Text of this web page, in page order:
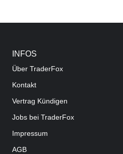
INFOS
Über TraderFox
Kontakt
Vertrag Kündigen
Jobs bei TraderFox
Impressum
AGB